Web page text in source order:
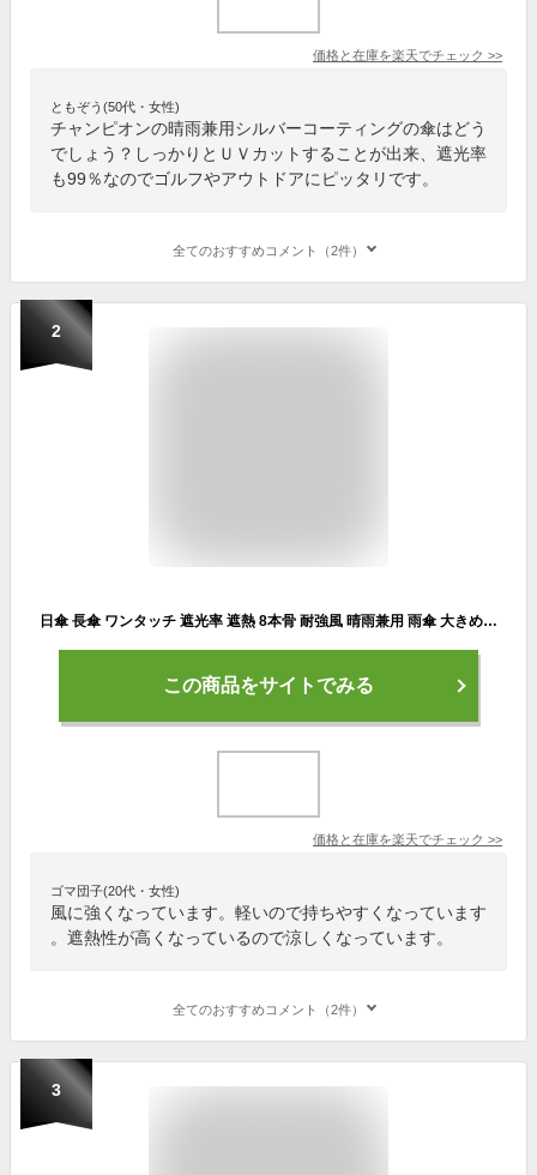
価格と在庫を楽天でチェック >>
ともぞう(50代・女性)
チャンピオンの晴雨兼用シルバーコーティングの傘はどう
でしょう？しっかりとＵＶカットすることが出来、遮光率
も99％なのでゴルフやアウトドアにピッタリです。
全てのおすすめコメント（2件）
2
日傘 長傘 ワンタッチ 遮光率 遮熱 8本骨 耐強風 晴雨兼用 雨傘 大きめ おしゃれ 軽量 メンズ 日傘 黒 レディース スポーツ 和風 男性 女性 丈夫 かわいい 風に強い 夏 ゴルフ 観戦 子供 梅雨対策グッズ 誕生日 敬老の日プレゼント 70代
この商品をサイトでみる
価格と在庫を楽天でチェック >>
ゴマ団子(20代・女性)
風に強くなっています。軽いので持ちやすくなっています
。遮熱性が高くなっているので涼しくなっています。
全てのおすすめコメント（2件）
3